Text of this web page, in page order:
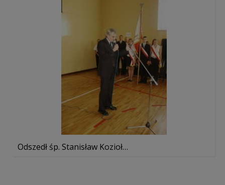
Odszedł śp. Stanisław Kozioł…